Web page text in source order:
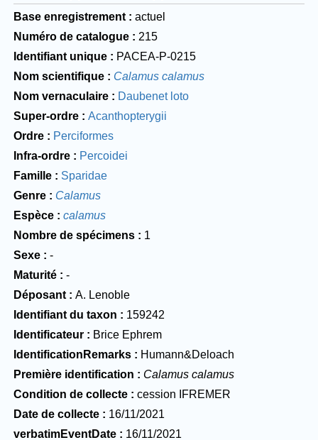
Base enregistrement
actuel
Numéro de catalogue
215
Identifiant unique
PACEA-P-0215
Nom scientifique
Calamus calamus
Nom vernaculaire
Daubenet loto
Super-ordre
Acanthopterygii
Ordre
Perciformes
Infra-ordre
Percoidei
Famille
Sparidae
Genre
Calamus
Espèce
calamus
Nombre de spécimens
1
Sexe
-
Maturité
-
Déposant
A. Lenoble
Identifiant du taxon
159242
Identificateur
Brice Ephrem
IdentificationRemarks
Humann&Deloach
Première identification
Calamus calamus
Condition de collecte
cession IFREMER
Date de collecte
16/11/2021
verbatimEventDate
16/11/2021